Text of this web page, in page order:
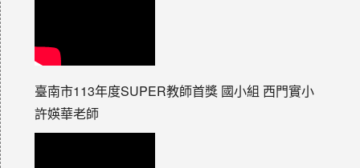
臺南市113年度SUPER教師首獎 國小組 西門實小
許媖華老師